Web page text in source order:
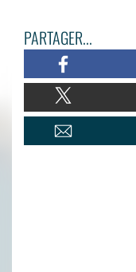
PARTAGER...